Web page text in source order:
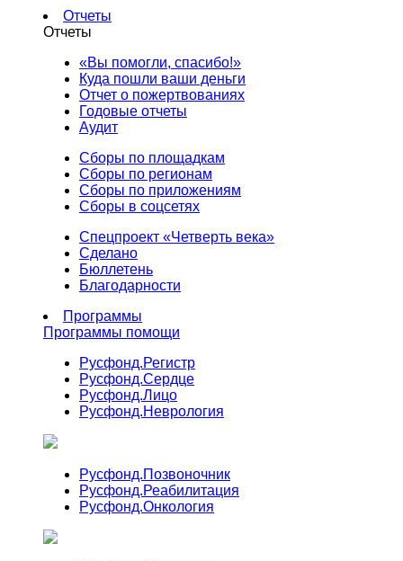
Отчеты
Отчеты
«Вы помогли, спасибо!»
Куда пошли ваши деньги
Отчет о пожертвованиях
Годовые отчеты
Аудит
Сборы по площадкам
Сборы по регионам
Сборы по приложениям
Сборы в соцсетях
Спецпроект «Четверть века»
Сделано
Бюллетень
Благодарности
Программы
Программы помощи
Русфонд.Регистр
Русфонд.Сердце
Русфонд.Лицо
Русфонд.Неврология
Русфонд.Позвоночник
Русфонд.Реабилитация
Русфонд.Онкология